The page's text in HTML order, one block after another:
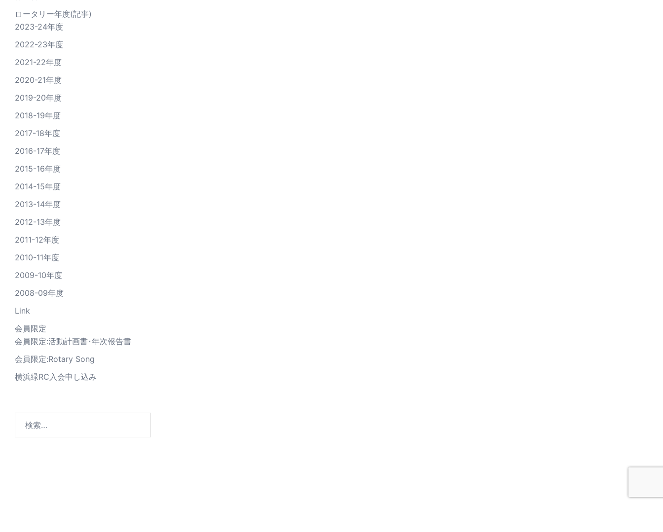
ロータリー年度(記事)
2023-24年度
2022-23年度
2021-22年度
2020-21年度
2019-20年度
2018-19年度
2017-18年度
2016-17年度
2015-16年度
2014-15年度
2013-14年度
2012-13年度
2011-12年度
2010-11年度
2009-10年度
2008-09年度
Link
会員限定
会員限定:活動計画書･年次報告書
会員限定:Rotary Song
横浜緑RC入会申し込み